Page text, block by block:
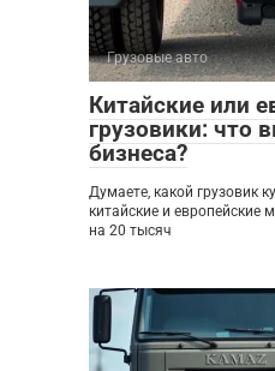
Грузовые авто
Китайские или
грузовики: что
бизнеса?
Думаете, какой грузовик
китайские и европейские
на 20 тысяч